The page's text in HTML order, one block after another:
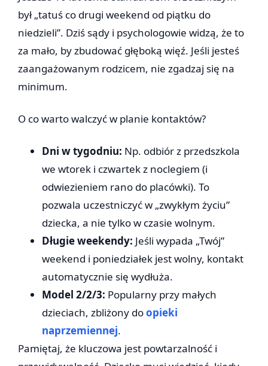
był „tatuś co drugi weekend od piątku do
niedzieli”. Dziś sądy i psychologowie widzą, że to
za mało, by zbudować głęboką więź. Jeśli jesteś
zaangażowanym rodzicem, nie zgadzaj się na
minimum.
O co warto walczyć w planie kontaktów?
Dni w tygodniu: Np. odbiór z przedszkola
we wtorek i czwartek z noclegiem (i
odwiezieniem rano do placówki). To
pozwala uczestniczyć w „zwykłym życiu”
dziecka, a nie tylko w czasie wolnym.
Długie weekendy: Jeśli wypada „Twój”
weekend i poniedziałek jest wolny, kontakt
automatycznie się wydłuża.
Model 2/2/3: Popularny przy małych
dzieciach, zbliżony doopieki
naprzemiennej.
Pamiętaj, że kluczowa jest powtarzalność i